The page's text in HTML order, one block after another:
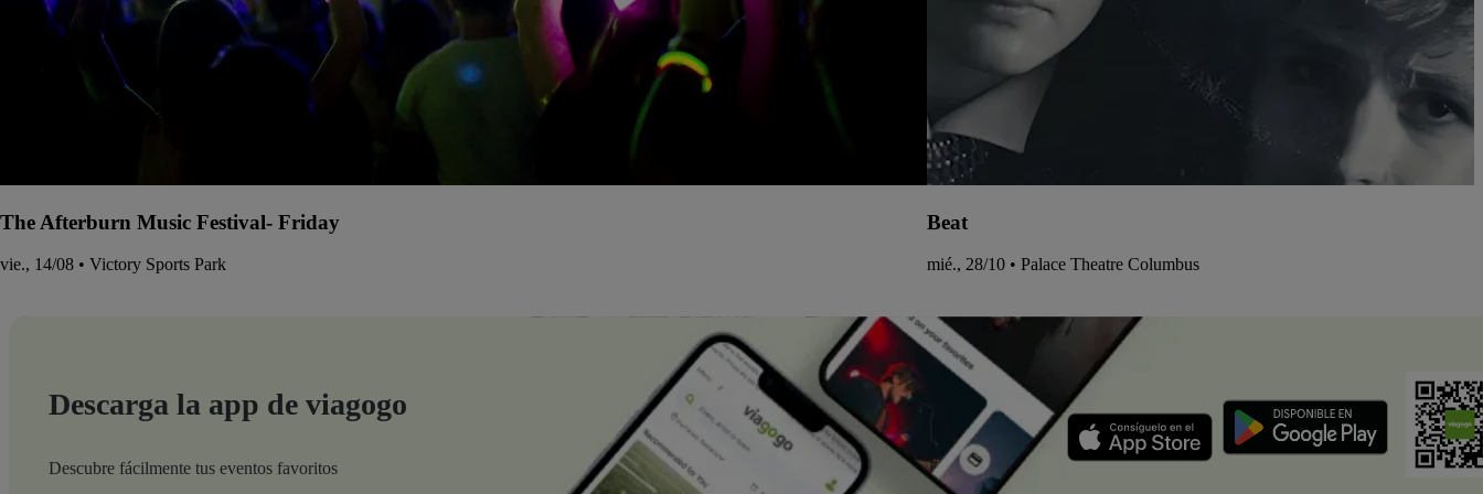
The Afterburn Music Festival- Friday
vie., 14/08 • Victory Sports Park
Beat
mié., 28/10 • Palace Theatre Columbus
Descarga la app de viagogo
Descubre fácilmente tus eventos favoritos